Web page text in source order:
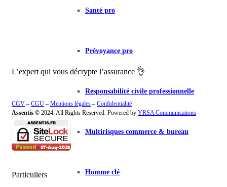
Santé pro
Prévoyance pro
Responsabilité civile professionnelle
Multirisques commerce & bureau
Homme clé
L’expert qui vous décrypte l’assurance 👌
CGV – CGU – Mentions légales – Confidentialité
Assentis © 2024. All Rights Reserved. Powered by YRSA Communications
Particuliers